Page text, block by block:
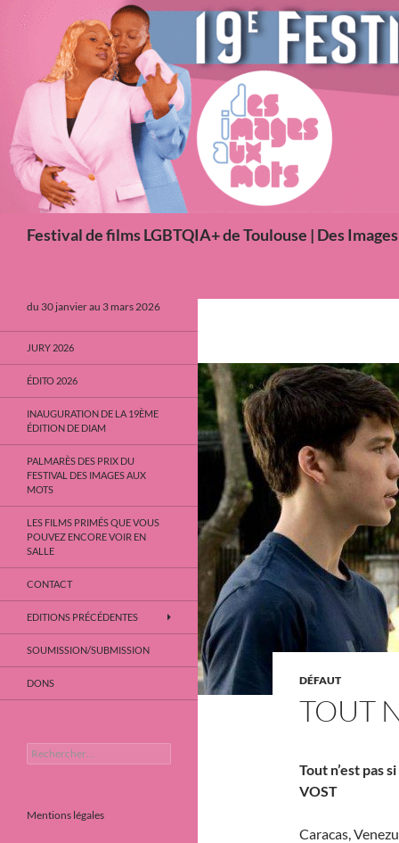
Aller
au
contenu
Festival de films LGBTQIA+ de Toulouse | Des
DÉFAUT
TOUT
Tout n’est pas
VOST
Caracas,
du 30 janvier au 3 mars 2026
JURY 2026
ÉDITO 2026
INAUGURATION DE LA 19ÈME
ÉDITION DE DIAM
PALMARÈS DES PRIX DU
FESTIVAL DES IMAGES AUX
MOTS
LES FILMS PRIMÉS QUE VOUS
POUVEZ ENCORE VOIR EN
SALLE
CONTACT
EDITIONS PRÉCÉDENTES
SOUMISSION/SUBMISSION
DONS
Rechercher :
Mentions légales